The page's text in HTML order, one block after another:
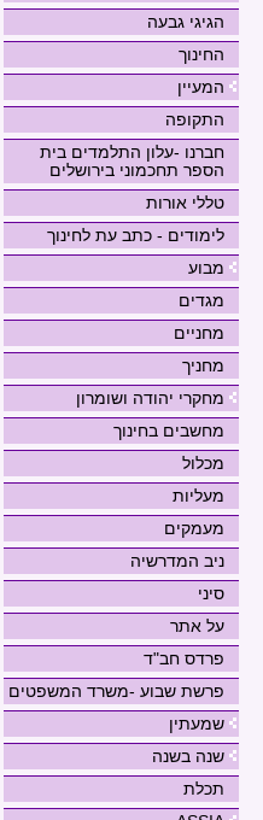
הגיגי גבעה
החינוך
המעיין
התקופה
חברנו -עלון התלמדים בית
הספר תחכמוני בירושלים
טללי אורות
לימודים - כתב עת לחינוך
מבוע
מגדים
מחניים
מחניך
מחקרי יהודה ושומרון
מחשבים בחינוך
מכלול
מעליות
מעמקים
ניב המדרשיה
סיני
על אתר
פרדס חב"ד
פרשת שבוע -משרד המשפטים
שמעתין
שנה בשנה
תכלת